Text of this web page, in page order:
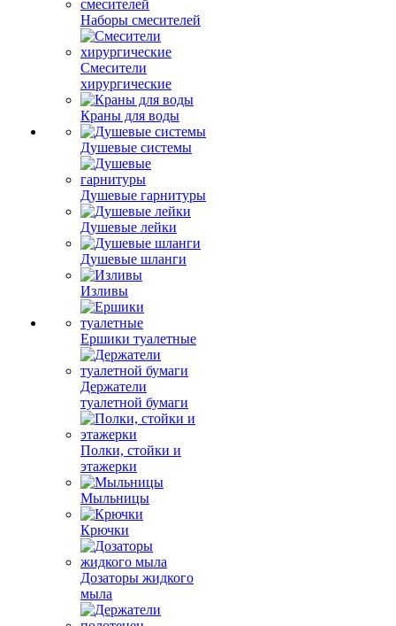
Наборы смесителей
Смесители
хирургические
Краны для воды
Душевые системы
Душевые гарнитуры
Душевые лейки
Душевые шланги
Изливы
Ершики туалетные
Держатели
туалетной бумаги
Полки, стойки и
этажерки
Мыльницы
Крючки
Дозаторы жидкого
мыла